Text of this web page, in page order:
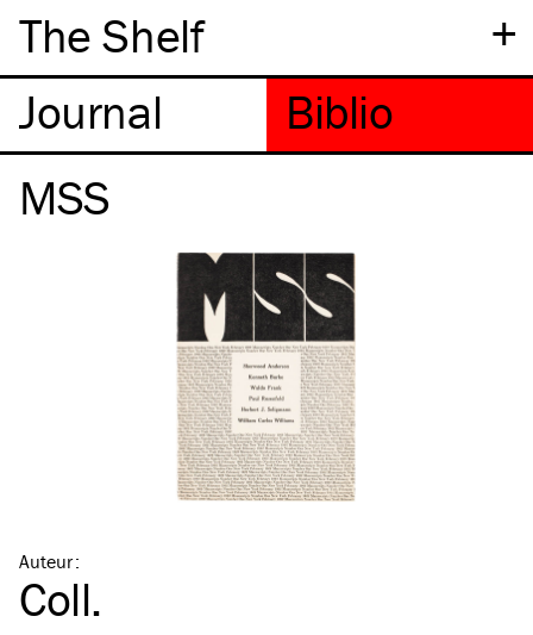
+
The Shelf
MSS
Auteur:
Coll.